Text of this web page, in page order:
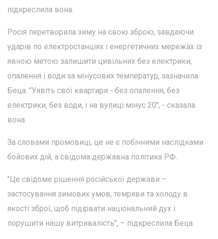
підкреслила вона.
Росія перетворила зиму на свою зброю, завдаючи
ударів по електростанціях і енергетичних мережах із
явною метою залишити цивільних без електрики,
опалення і води за мінусових температур, зазначила
Беца. "Уявіть свої квартири - без опалення, без
електрики, без води, і на вулиці мінус 20", - сказала
вона.
За словами промовиці, це не є побічними наслідками
бойових дій, а свідома державна політика РФ.
"Це свідоме рішення російської держави –
застосування зимових умов, темряви та холоду в
якості зброї, щоб підірвати національний дух і
порушити нашу витривалість", – підкреслила Беца.